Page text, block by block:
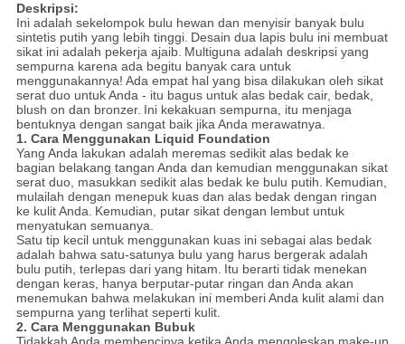
Deskripsi:
Ini adalah sekelompok bulu hewan dan menyisir banyak bulu
sintetis putih yang lebih tinggi. Desain dua lapis bulu ini membuat
sikat ini adalah pekerja ajaib. Multiguna adalah deskripsi yang
sempurna karena ada begitu banyak cara untuk
menggunakannya! Ada empat hal yang bisa dilakukan oleh sikat
serat duo untuk Anda - itu bagus untuk alas bedak cair, bedak,
blush on dan bronzer. Ini kekakuan sempurna, itu menjaga
bentuknya dengan sangat baik jika Anda merawatnya.
1. Cara Menggunakan Liquid Foundation
Yang Anda lakukan adalah meremas sedikit alas bedak ke
bagian belakang tangan Anda dan kemudian menggunakan sikat
serat duo, masukkan sedikit alas bedak ke bulu putih. Kemudian,
mulailah dengan menepuk kuas dan alas bedak dengan ringan
ke kulit Anda. Kemudian, putar sikat dengan lembut untuk
menyatukan semuanya.
Satu tip kecil untuk menggunakan kuas ini sebagai alas bedak
adalah bahwa satu-satunya bulu yang harus bergerak adalah
bulu putih, terlepas dari yang hitam. Itu berarti tidak menekan
dengan keras, hanya berputar-putar ringan dan Anda akan
menemukan bahwa melakukan ini memberi Anda kulit alami dan
sempurna yang terlihat seperti kulit.
2. Cara Menggunakan Bubuk